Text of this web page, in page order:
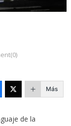
Más
de la